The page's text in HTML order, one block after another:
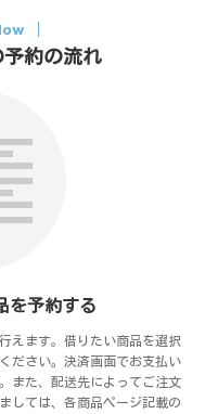
約の流れ
を予約する
えます。借りたい商品を選択
ださい。決済画面でお支払い
また、配送先によってご注文
しては、各商品ページ記載の